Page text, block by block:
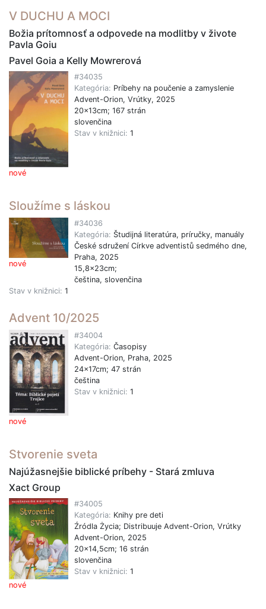
V DUCHU A MOCI
Božia prítomnosť a odpovede na modlitby v živote
Pavla Goiu
Pavel Goia a Kelly Mowrerová
nové
#34035
Kategória: Príbehy na poučenie a zamyslenie
Advent-Orion, Vrútky, 2025
20x13cm; 167 strán
slovenčina
Stav v knižnici: 1
Sloužíme s láskou
nové
#34036
Kategória: Študijná literatúra, príručky, manuály
České sdružení Církve adventistů sedmého dne,
Praha, 2025
15,8x23cm;
čeština, slovenčina
Stav v knižnici: 1
Advent 10/2025
nové
#34004
Kategória: Časopisy
Advent-Orion, Praha, 2025
24x17cm; 47 strán
čeština
Stav v knižnici: 1
Stvorenie sveta
Najúžasnejšie biblické príbehy - Stará zmluva
Xact Group
nové
#34005
Kategória: Knihy pre deti
Źródla Życia; Distribuuje Advent-Orion, Vrútky
Advent-Orion, 2025
20x14,5cm; 16 strán
slovenčina
Stav v knižnici: 1